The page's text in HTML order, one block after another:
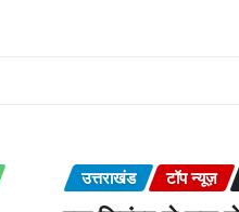
उत्तराखंड टॉप न्यूज़